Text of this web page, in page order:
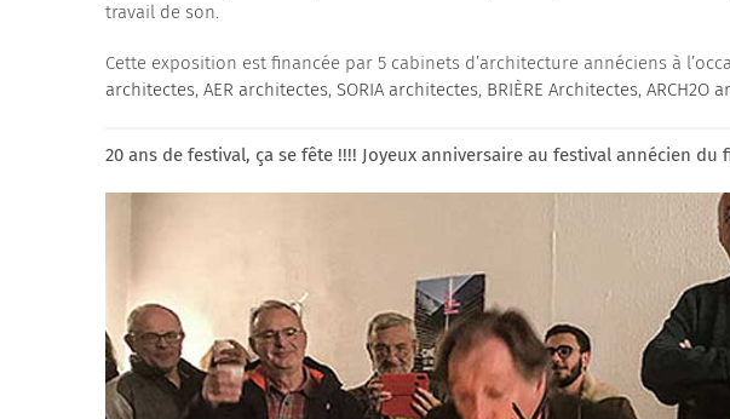
travail de son.
Cette exposition est financée par 5 cabinets d’architecture annéciens à
architectes, AER architectes, SORIA architectes, BRIÈRE Architectes, ARCH2O
20 ans de festival, ça se fête !!!! Joyeux anniversaire au festival annécien du